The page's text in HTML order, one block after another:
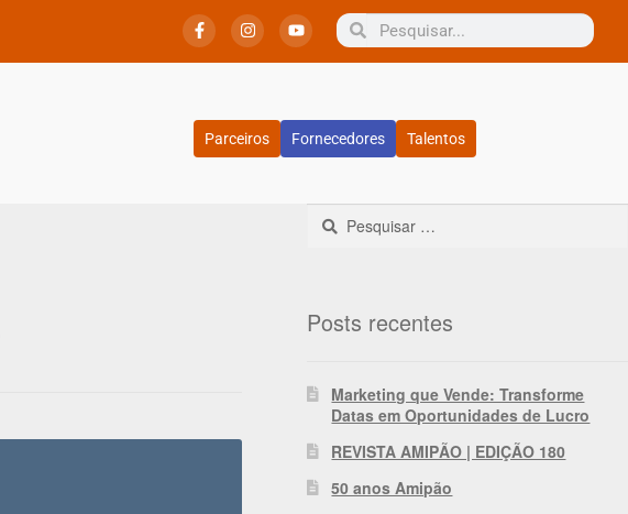
Parceiros Fornecedores Talentos
Posts recentes
Marketing que Vende: Transforme
Datas em Oportunidades de Lucro
REVISTA AMIPÃO | EDIÇÃO 180
50 anos Amipão